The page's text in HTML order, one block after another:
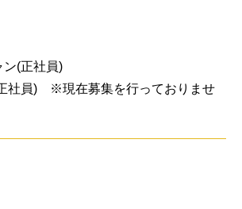
ン(正社員)
社員)　※現在募集を行っておりませ